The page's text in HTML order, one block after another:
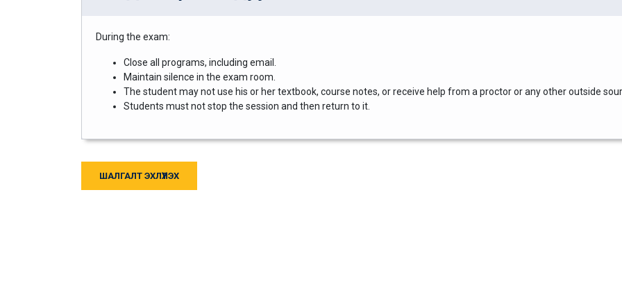
During the exam:
Close all programs, including email.
Maintain silence in the exam room.
The student may not use his or her textbook, course notes, or receive help from a proctor or any other outside
Students must not stop the session and then return to it.
ШАЛГАЛТ ЭХЛҮҮЛЭХ